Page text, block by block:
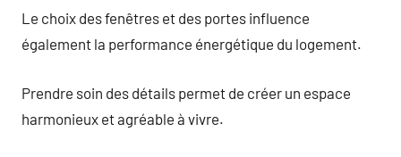
Le choix des fenêtres et des portes influence
également la performance énergétique du logement.
Prendre soin des détails permet de créer un espace
harmonieux et agréable à vivre.